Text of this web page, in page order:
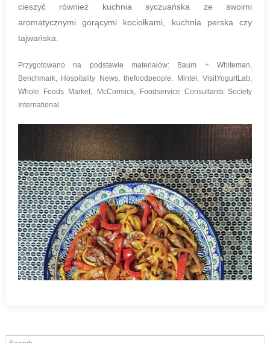
cieszyć również kuchnia syczuańska ze swoimi
aromatycznymi gorącymi kociołkami, kuchnia perska czy
tajwańska.
Przygotowano na podstawie materiałów: Baum + Whiteman,
Benchmark, Hospitality News, thefoodpeople, Mintel, VisitYogurtLab,
Whole Foods Market, McCormick, Foodservice Consultants Society
International.
Search